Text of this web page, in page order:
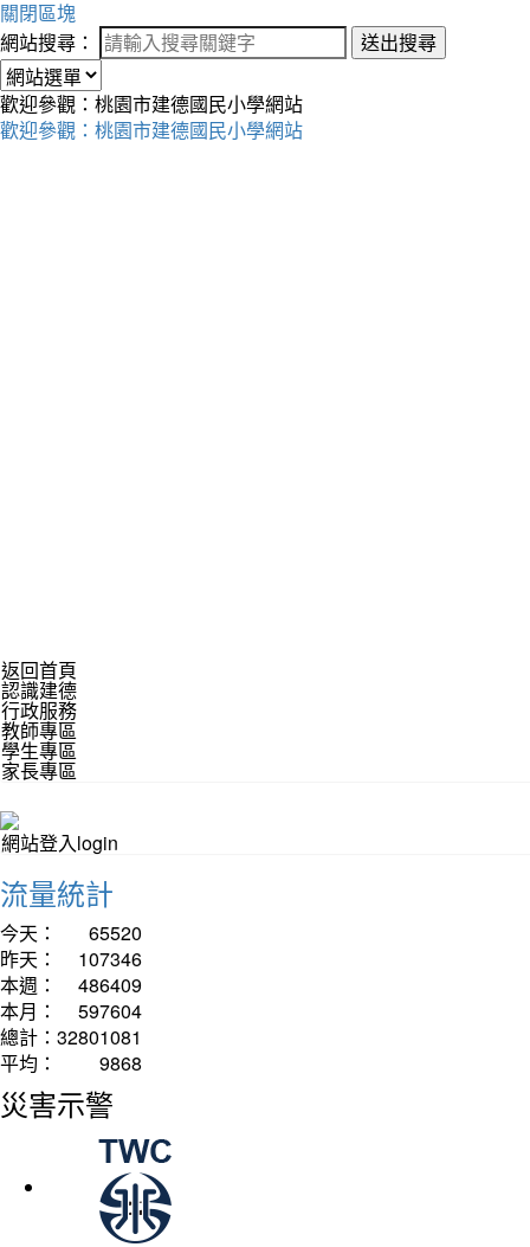
關閉區塊
網站搜尋：
送出搜尋
歡迎參觀：桃園市建德國民小學網站
歡迎參觀：桃園市建德國民小學網站
返回首頁
認識建德
行政服務
教師專區
學生專區
家長專區
網站登入login
流量統計
今天：
65520
昨天：
107346
本週：
486409
本月：
597604
總計： 32801081
平均：
9868
災害示警